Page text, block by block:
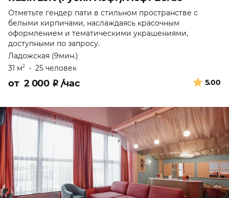
Отметьте гендер пати в стильном пространстве с
белыми кирпичами, наслаждаясь красочным
оформлением и тематическими украшениями,
доступными по запросу.
Ладожская (9мин.)
31 м2 • 25 человек
5.00
от 2 000 ₽ /час